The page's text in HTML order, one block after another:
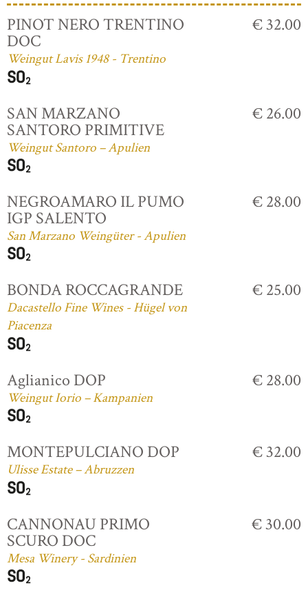
PINOT NERO TRENTINO
DOC
Weingut Lavis 1948 - Trentino
€ 32.00
SAN MARZANO
SANTORO PRIMITIVE
Weingut Santoro – Apulien
€ 26.00
NEGROAMARO IL PUMO
IGP SALENTO
San Marzano Weingüter - Apulien
€ 28.00
BONDA ROCCAGRANDE
Dacastello Fine Wines - Hügel von
Piacenza
€ 25.00
Aglianico DOP
Weingut Iorio – Kampanien
€ 28.00
MONTEPULCIANO DOP
Ulisse Estate – Abruzzen
€ 32.00
CANNONAU PRIMO
SCURO DOC
Mesa Winery - Sardinien
€ 30.00